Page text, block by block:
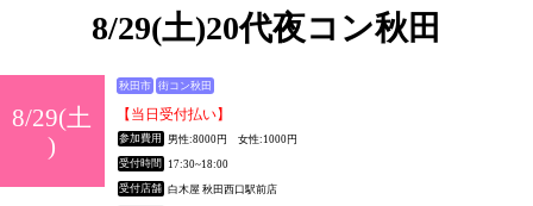
8/29(土)20代夜コン秋田
8/29(土
)
秋田市 街コン秋田
【当日受付払い】
参加費用 男性:8000円 女性:1000円
受付時間 17:30~18:00
受付店舗 白木屋 秋田西口駅前店